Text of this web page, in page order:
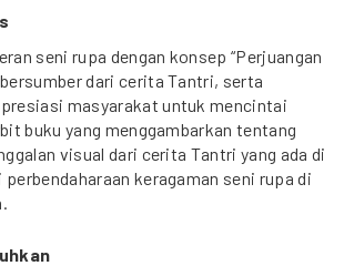
seni rupa dengan konsep “Perjuangan
bersumber dari cerita Tantri, serta
masyarakat untuk mencintai
buku yang menggambarkan tentang
visual dari cerita Tantri yang ada di
perbendaharaan keragaman seni rupa di